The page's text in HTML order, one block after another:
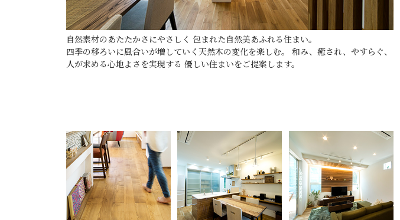
自然素材のあたたかさにやさしく 包まれた自然美あふれる住まい。
四季の移ろいに風合いが増していく天然木の変化を楽しむ。 和み、癒され、やすらぐ、
人が求める心地よさを実現する 優しい住まいをご提案します。